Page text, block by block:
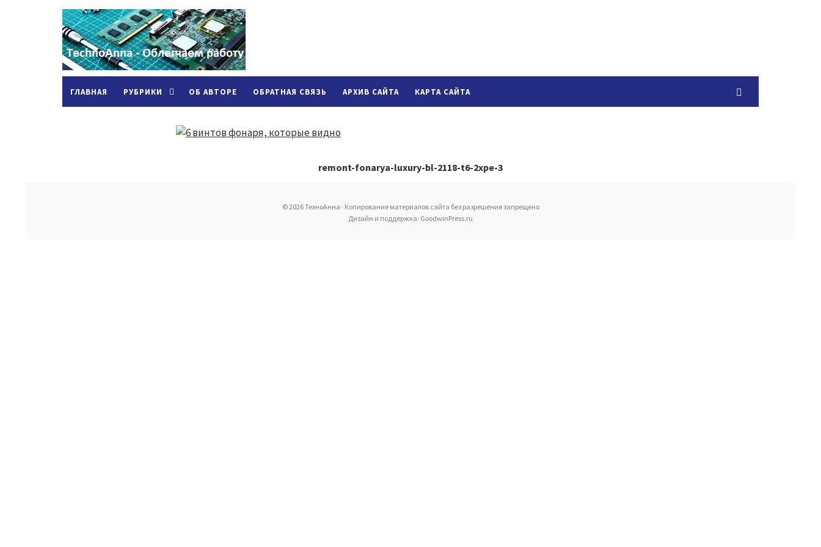
ГЛАВНАЯ РУБРИКИ ОБ АВТОРЕ ОБРАТНАЯ СВЯЗЬ АРХИВ САЙТА КАРТА САЙТА
remont-fonarya-luxury-bl-2118-t6-2xpe-3
© 2026 ТехноАнна · Копирование материалов сайта без разрешения запрещено
Дизайн и поддержка: GoodwinPress.ru